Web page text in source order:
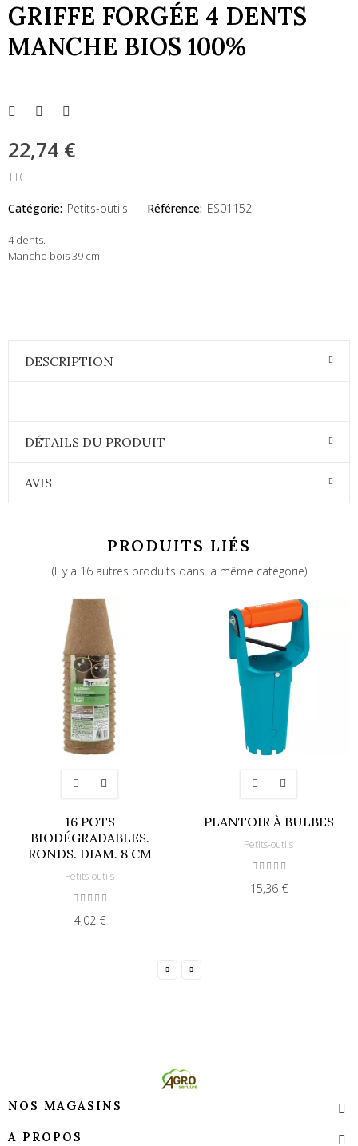
GRIFFE FORGÉE 4 DENTS
MANCHE BIOS 100%
22,74 €
TTC
Catégorie: Petits-outils Référence: ES01152
4 dents.
Manche bois 39 cm.
DESCRIPTION
DÉTAILS DU PRODUIT
AVIS
PRODUITS LIÉS
(Il y a 16 autres produits dans la même catégorie)
16 POTS
BIODÉGRADABLES.
RONDS. DIAM. 8 CM
Petits-outils
4,02 €
PLANTOIR À BULBES
Petits-outils
15,36 €
NOS MAGASINS
A PROPOS